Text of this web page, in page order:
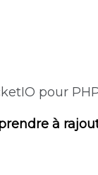
pour
à